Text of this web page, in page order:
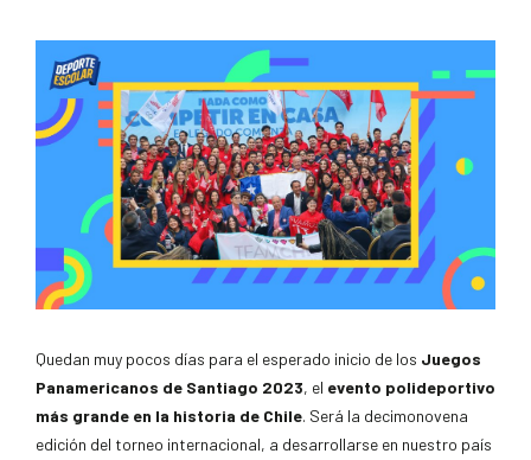
Quedan muy pocos días para el esperado inicio de los Juegos
Panamericanos de Santiago 2023, el evento polideportivo
más grande en la historia de Chile. Será la decimonovena
edición del torneo internacional, a desarrollarse en nuestro país